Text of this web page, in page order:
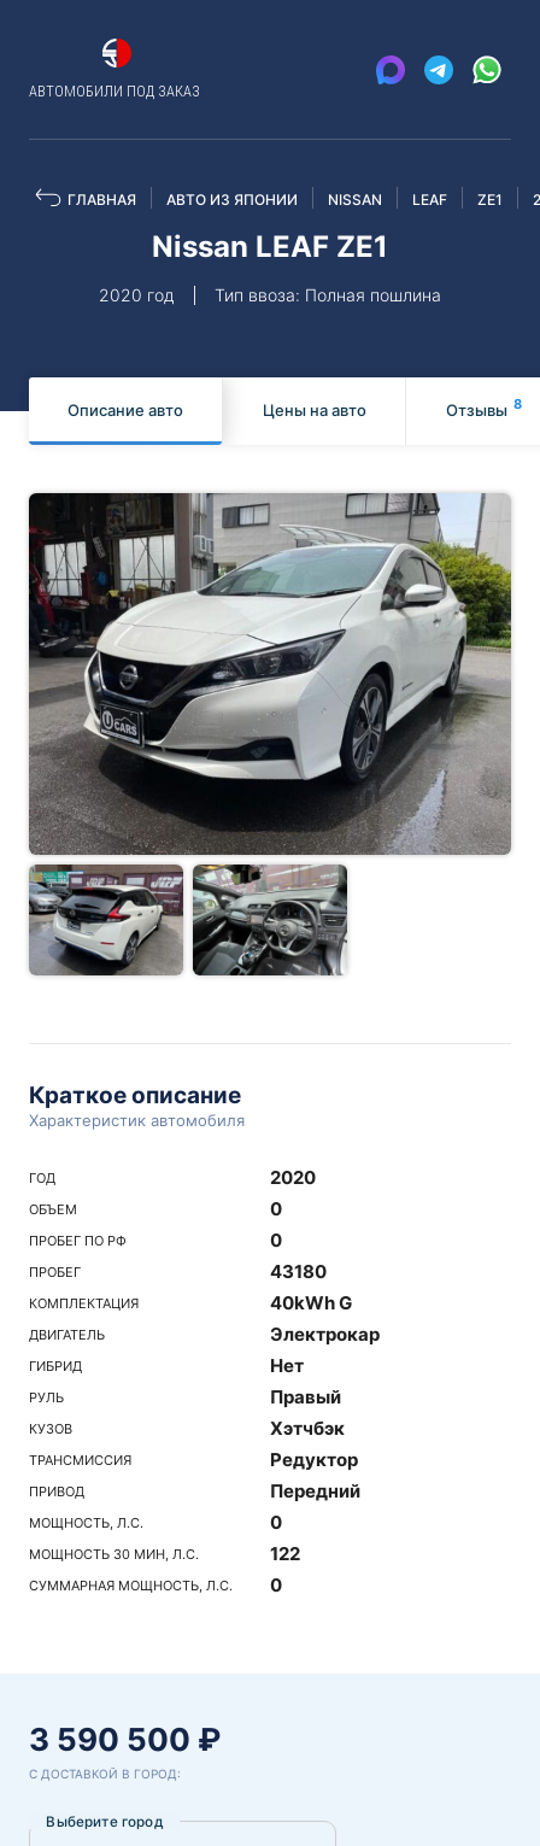
АВТОМОБИЛИ ПОД ЗАКАЗ
ГЛАВНАЯ АВТО ИЗ ЯПОНИИ NISSAN LEAF ZE1
Nissan LEAF ZE1
2020 год Тип ввоза: Полная пошлина
Описание авто Цены на авто Отзывы 8
Краткое описание
Характеристик автомобиля
ГОД 2020
ОБЪЕМ 0
ПРОБЕГ ПО РФ 0
ПРОБЕГ 43180
КОМПЛЕКТАЦИЯ 40kWh G
ДВИГАТЕЛЬ Электрокар
ГИБРИД Нет
РУЛЬ Правый
КУЗОВ Хэтчбэк
ТРАНСМИССИЯ Редуктор
ПРИВОД Передний
МОЩНОСТЬ, Л.С. 0
МОЩНОСТЬ 30 МИН, Л.С. 122
СУММАРНАЯ МОЩНОСТЬ, Л.С. 0
3 590 500 ₽
С ДОСТАВКОЙ В ГОРОД:
Выберите город